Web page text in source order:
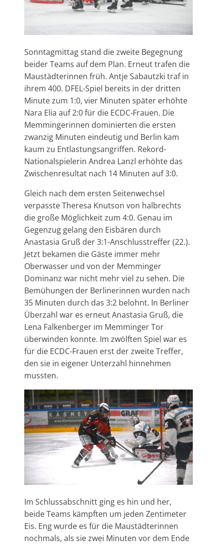
Sonntagmittag stand die zweite Begegnung
beider Teams auf dem Plan. Erneut trafen die
Maustädterinnen früh. Antje Sabautzki traf in
ihrem 400. DFEL-Spiel bereits in der dritten
Minute zum 1:0, vier Minuten später erhöhte
Nara Elia auf 2:0 für die ECDC-Frauen. Die
Memmingerinnen dominierten die ersten
zwanzig Minuten eindeutig und Berlin kam
kaum zu Entlastungsangriffen. Rekord-
Nationalspielerin Andrea Lanzl erhöhte das
Zwischenresultat nach 14 Minuten auf 3:0.
Gleich nach dem ersten Seitenwechsel
verpasste Theresa Knutson von halbrechts
die große Möglichkeit zum 4:0. Genau im
Gegenzug gelang den Eisbären durch
Anastasia Gruß der 3:1-Anschlusstreffer (22.).
Jetzt bekamen die Gäste immer mehr
Oberwasser und von der Memminger
Dominanz war nicht mehr viel zu sehen. Die
Bemühungen der Berlinerinnen wurden nach
35 Minuten durch das 3:2 belohnt. In Berliner
Überzahl war es erneut Anastasia Gruß, die
Lena Falkenberger im Memminger Tor
überwinden konnte. Im zwölften Spiel war es
für die ECDC-Frauen erst der zweite Treffer,
den sie in eigener Unterzahl hinnehmen
mussten.
Im Schlussabschnitt ging es hin und her,
beide Teams kämpften um jeden Zentimeter
Eis. Eng wurde es für die Maustädterinnen
nochmals, als sie zwei Minuten vor dem Ende